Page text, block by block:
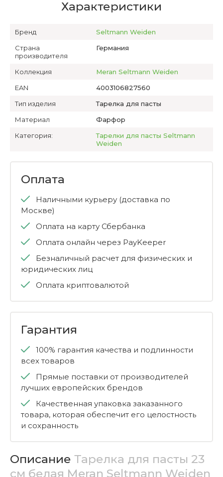
Характеристики
Бренд
Seltmann Weiden
Страна
производителя
Германия
Коллекция
Meran Seltmann Weiden
EAN
4003106827560
Тип изделия
Тарелка для пасты
Материал
Фарфор
Категория:
Тарелки для пасты Seltmann
Weiden
Оплата
Наличными курьеру (доставка по
Москве)
Оплата на карту Сбербанка
Оплата онлайн через PayKeeper
Безналичный расчет для физических и
юридических лиц
Оплата криптовалютой
Гарантия
100% гарантия качества и подлинности
всех товаров
Прямые поставки от производителей
лучших европейских брендов
Качественная упаковка заказанного
товара, которая обеспечит его целостность
и сохранность
Описание Тарелка для пасты 23
см белая Meran Seltmann Weiden